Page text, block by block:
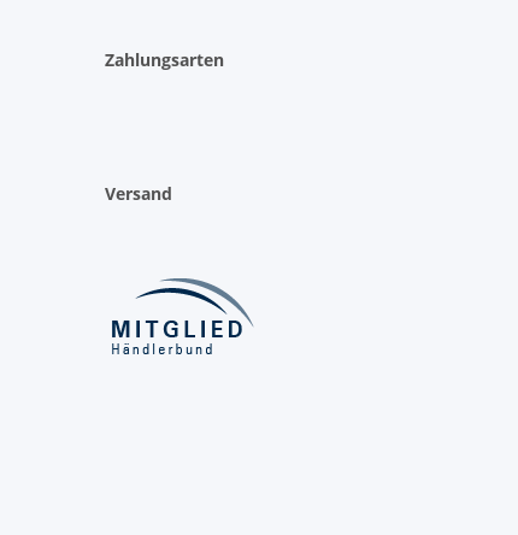
Zahlungsarten
Versand